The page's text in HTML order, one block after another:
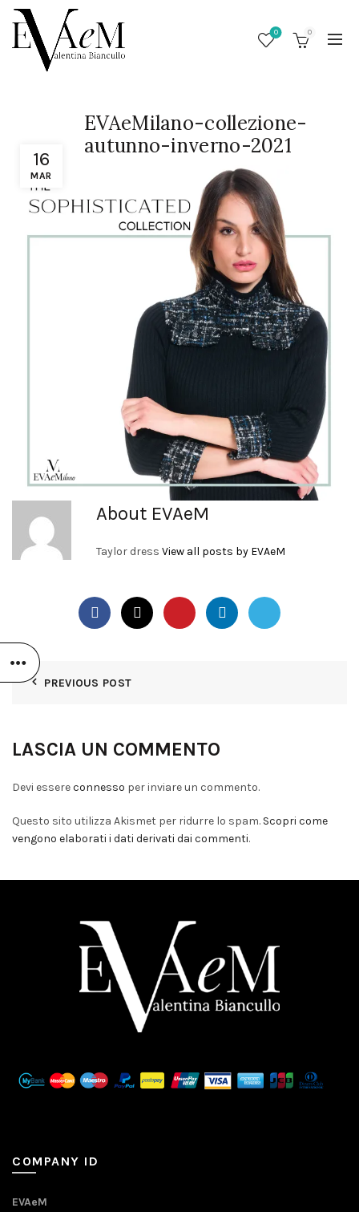
0 0
16
MAR
EVAeMilano-collezione-
autunno-inverno-2021
About EVAeM
Taylor dress View all posts by EVAeM
PREVIOUS POST
LASCIA UN COMMENTO
Devi essereconnesso per inviare un commento.
Questo sito utilizza Akismet per ridurre lo spam. Scopri come
vengono elaborati i dati derivati dai commenti.
COMPANY ID
EVAeM